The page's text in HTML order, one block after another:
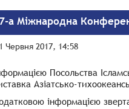
7-а Міжнародна
Червня 2017, 14:58
Посольства
Азіатсько-
інформацією